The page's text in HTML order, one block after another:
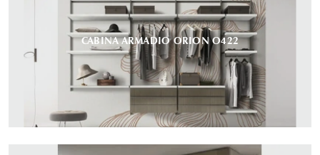
CABINA ARMADIO ORION O422